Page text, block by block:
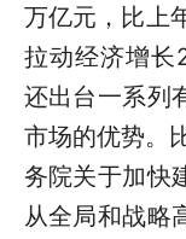
万亿元，比上
拉动经济增长
还出台一系列
市场的优势。
务院关于加快
从全局和战略